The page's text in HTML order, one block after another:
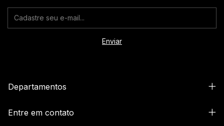
Departamentos
Entre em contato